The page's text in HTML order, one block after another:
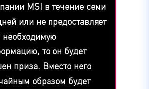
MSI в течение семи
или не предоставляет
необходимую
то он будет
приза. Вместо него
образом будет